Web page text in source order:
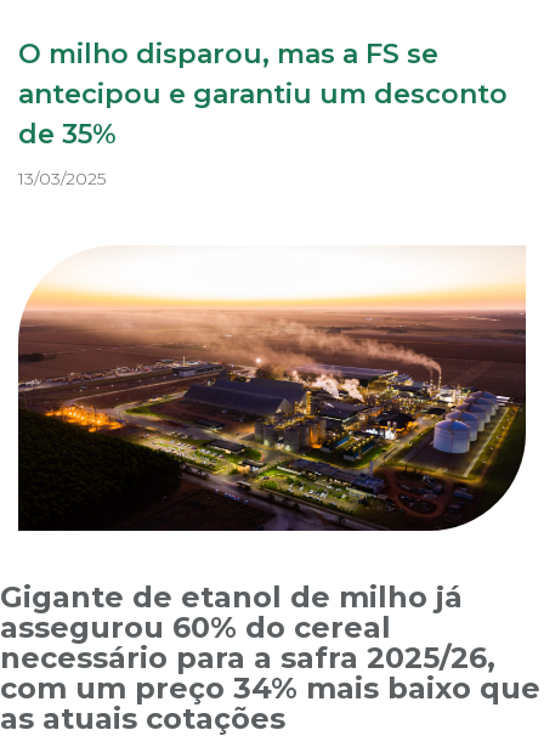
O milho disparou, mas a FS se
antecipou e garantiu um desconto
de 35%
13/03/2025
Gigante de etanol de milho já
assegurou 60% do cereal
necessário para a safra 2025/26,
com um preço 34% mais baixo que
as atuais cotações